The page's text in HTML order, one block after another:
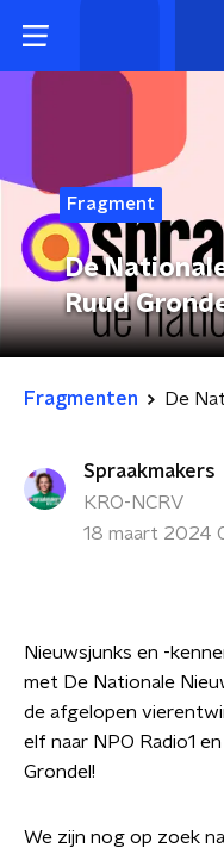
Fragment
De
Ruud
Fragmenten
Spraakmakers
KRO-NCRV
18 maart 2024
Nieuwsjunks en -
met De Nationale
de afgelopen
elf naar NPO Radio1
Grondel!
We zijn nog op zoek